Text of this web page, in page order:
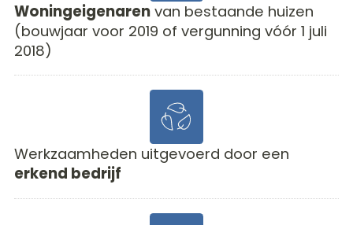
Woningeigenaren van bestaande huizen
(bouwjaar voor 2019 of vergunning vóór 1 juli
2018)
Werkzaamheden uitgevoerd door een
erkend bedrijf